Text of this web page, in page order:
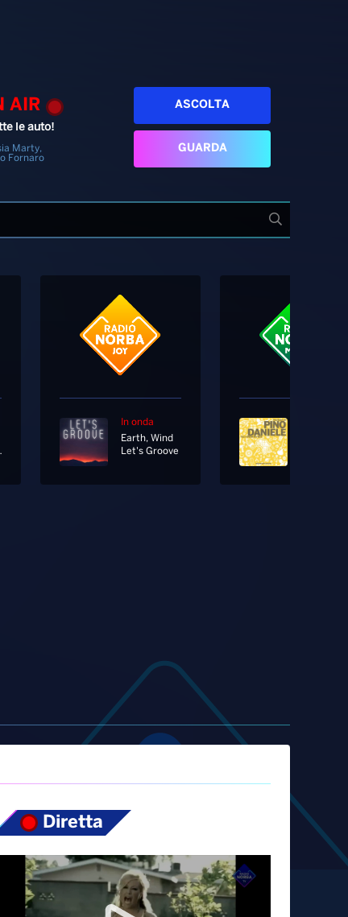
AIR
le auto!
Marty,
Fornaro
ASCOLTA
GUARDA
In onda
Earth, Wind
Let's Groove
Diretta